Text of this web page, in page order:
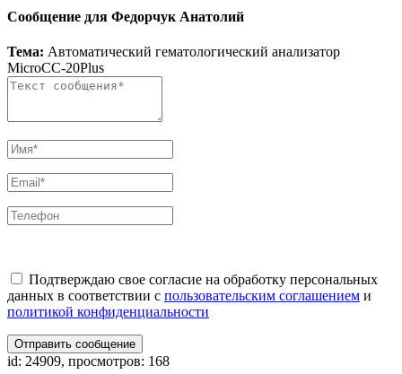
Сообщение для Федорчук Анатолий
Тема: Автоматический гематологический анализатор
MicroCC-20Plus
Подтверждаю свое согласие на обработку персональных
данных в соответствии с пользовательским соглашением и
политикой конфиденциальности
Отправить сообщение
id: 24909, просмотров: 168